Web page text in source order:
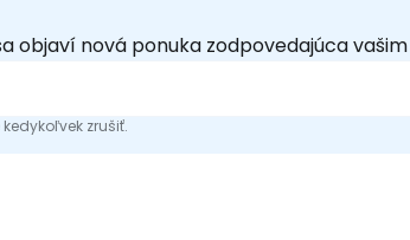
objaví nová ponuka zodpovedajúca
zrušiť.